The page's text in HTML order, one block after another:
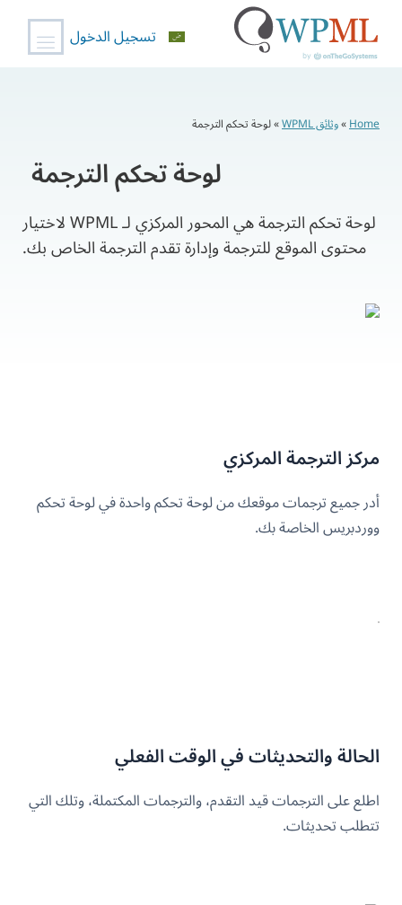
تسجيل الدخول
Home
»وثائق WPML »لوحة تحكم الترجمة
لوحة تحكم الترجمة
لوحة تحكم الترجمة هي المحور المركزي لـ WPML لاختيار
محتوى الموقع للترجمة وإدارة تقدم الترجمة الخاص بك.
مركز الترجمة المركزي
أدر جميع ترجمات موقعك من لوحة تحكم واحدة في لوحة تحكم
ووردبريس الخاصة بك.
الحالة والتحديثات في الوقت الفعلي
اطلع على الترجمات قيد التقدم، والترجمات المكتملة، وتلك التي
تتطلب تحديثات.